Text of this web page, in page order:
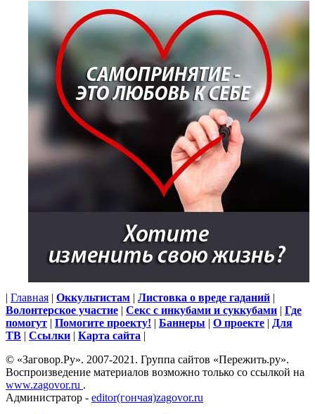
| Главная | Оккультистам | Листовка о вреде гаданий |
Волонтерское участие | Секс с инкубами и суккубами | Где
помогут | Помогите проекту! | Баннеры | О проекте | Для
ТВ | Ссылки | Карта сайта |
© «Заговор.Ру». 2007-2021. Группа сайтов «Пережить.ру».
Воспроизведение материалов возможно только со ссылкой на
www.zagovor.ru .
Администратор - editor(гончая)zagovor.ru